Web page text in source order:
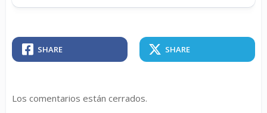
SHARE SHARE
Los comentarios están cerrados.